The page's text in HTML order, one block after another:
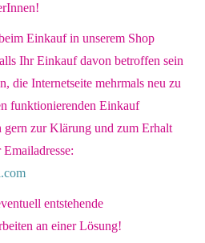
Einkauf in unserem Shop
Ihr Einkauf davon betroffen sein
die Internetseite mehrmals neu zu
funktionierenden Einkauf
gern zur Klärung und zum Erhalt
entstehende
an einer Lösung!